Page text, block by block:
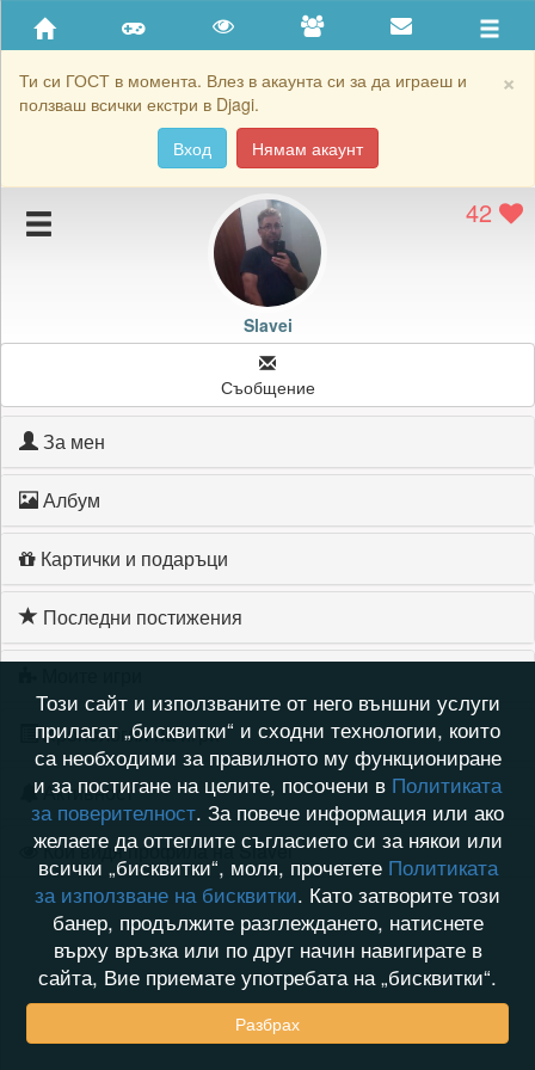
×
Ти си ГОСТ в момента. Влез в акаунта си за да играеш и
ползваш всички екстри в Djagi.
Вход
Нямам акаунт
Приятели
Хронология на игри
Подаръците на Slavei 42
Slavei
Съобщение
За мен
Албум
Картички и подаръци
Последни постижения
Хронология на игри
Активност
Кой видя профила на Slavei
Този сайт и използваните от него външни услуги
прилагат „бисквитки“ и сходни технологии, които
са необходими за правилното му функциониране
и за постигане на целите, посочени в Политиката
за поверителност. За повече информация или ако
желаете да оттеглите съгласието си за някои или
всички „бисквитки“, моля, прочетете Политиката
за използване на бисквитки. Като затворите този
банер, продължите разглеждането, натиснете
върху връзка или по друг начин навигирате в
сайта, Вие приемате употребата на „бисквитки“.
Разбрах